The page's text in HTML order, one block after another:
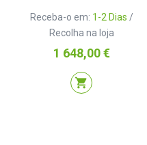
Receba-o em: 1-2 Dias /
Recolha na loja
Preço
1 648,00 €
shopping_cart